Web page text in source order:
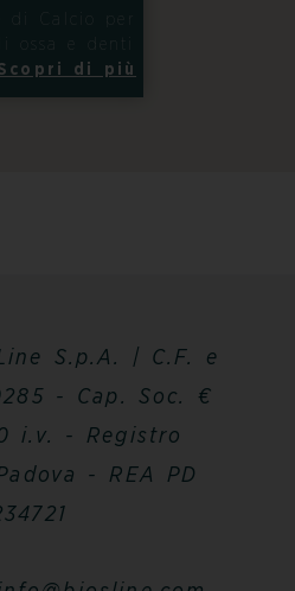
di più
S.p.A. | C.F. e
- Cap. Soc. €
i.v. - Registro
- REA PD